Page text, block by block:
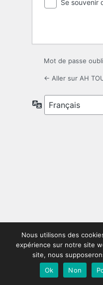
Se souvenir
Mot de passe
← Aller sur AH
Langue
Nous utilisons des
expérience sur notre site
site, nous
Ok
Non